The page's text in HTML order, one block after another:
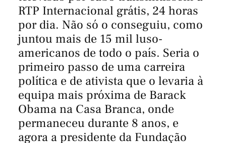
RTP Internacional grátis, 24 horas
por dia. Não só o conseguiu, como
juntou mais de 15 mil luso-
americanos de todo o país. Seria o
primeiro passo de uma carreira
política e de ativista que o levaria à
equipa mais próxima de Barack
Obama na Casa Branca, onde
permaneceu durante 8 anos, e
agora a presidente da Fundação